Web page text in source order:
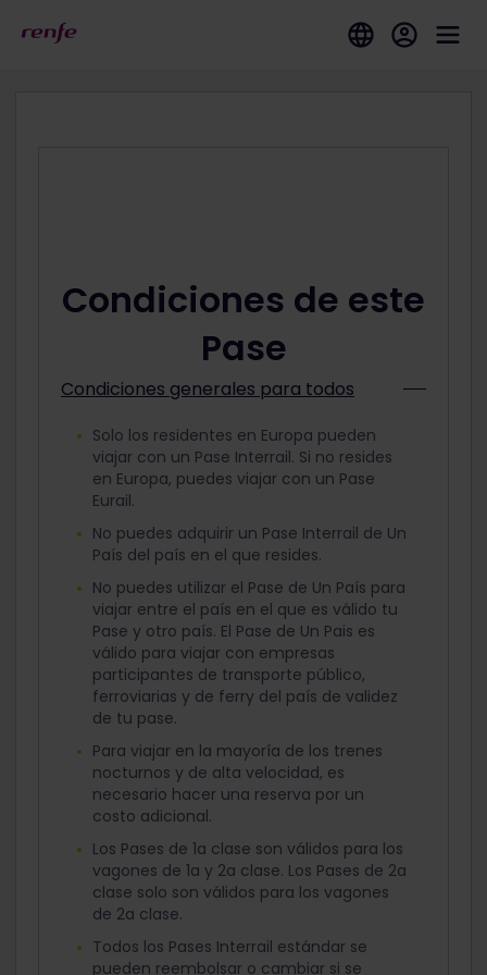
Condiciones de este
Pase
Condiciones generales para todos
Solo los residentes en Europa pueden
viajar con un Pase Interrail. Si no resides
en Europa, puedes viajar con un Pase
Eurail.
No puedes adquirir un Pase Interrail de Un
País del país en el que resides.
No puedes utilizar el Pase de Un País para
viajar entre el país en el que es válido tu
Pase y otro país. El Pase de Un Pais es
válido para viajar con empresas
participantes de transporte público,
ferroviarias y de ferry del país de validez
de tu pase.
Para viajar en la mayoría de los trenes
nocturnos y de alta velocidad, es
necesario hacer una reserva por un
costo adicional.
Los Pases de 1a clase son válidos para los
vagones de 1a y 2a clase. Los Pases de 2a
clase solo son válidos para los vagones
de 2a clase.
Todos los Pases Interrail estándar se
pueden reembolsar o cambiar si se